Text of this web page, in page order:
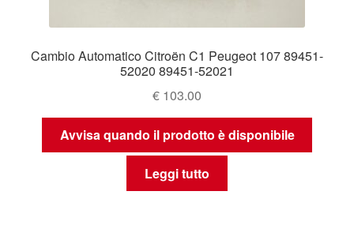
Cambio Automatico Citroën C1 Peugeot 107 89451-
52020 89451-52021
€ 103.00
Avvisa quando il prodotto è disponibile
Leggi tutto